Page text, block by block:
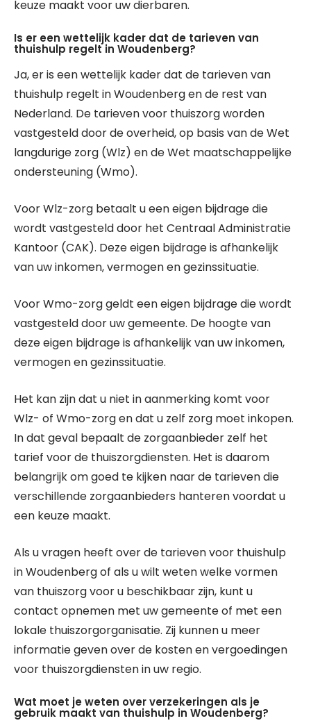
keuze maakt voor uw dierbaren.
Is er een wettelijk kader dat de tarieven van
thuishulp regelt in Woudenberg?
Ja, er is een wettelijk kader dat de tarieven van
thuishulp regelt in Woudenberg en de rest van
Nederland. De tarieven voor thuiszorg worden
vastgesteld door de overheid, op basis van de Wet
langdurige zorg (Wlz) en de Wet maatschappelijke
ondersteuning (Wmo).
Voor Wlz-zorg betaalt u een eigen bijdrage die
wordt vastgesteld door het Centraal Administratie
Kantoor (CAK). Deze eigen bijdrage is afhankelijk
van uw inkomen, vermogen en gezinssituatie.
Voor Wmo-zorg geldt een eigen bijdrage die wordt
vastgesteld door uw gemeente. De hoogte van
deze eigen bijdrage is afhankelijk van uw inkomen,
vermogen en gezinssituatie.
Het kan zijn dat u niet in aanmerking komt voor
Wlz- of Wmo-zorg en dat u zelf zorg moet inkopen.
In dat geval bepaalt de zorgaanbieder zelf het
tarief voor de thuiszorgdiensten. Het is daarom
belangrijk om goed te kijken naar de tarieven die
verschillende zorgaanbieders hanteren voordat u
een keuze maakt.
Als u vragen heeft over de tarieven voor thuishulp
in Woudenberg of als u wilt weten welke vormen
van thuiszorg voor u beschikbaar zijn, kunt u
contact opnemen met uw gemeente of met een
lokale thuiszorgorganisatie. Zij kunnen u meer
informatie geven over de kosten en vergoedingen
voor thuiszorgdiensten in uw regio.
Wat moet je weten over verzekeringen als je
gebruik maakt van thuishulp in Woudenberg?